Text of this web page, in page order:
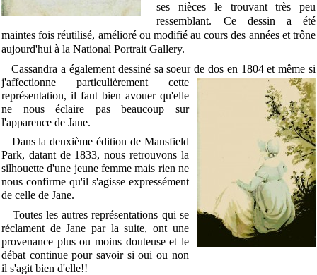
ses nièces le trouvant très peu
ressemblant. Ce dessin a été
maintes fois réutilisé, amélioré ou modifié au cours des années et trône
aujourd'hui à la National Portrait Gallery.
Cassandra a également dessiné sa soeur de dos en 1804 et même si
j'affectionne particulièrement cette
représentation, il faut bien avouer qu'elle
ne nous éclaire pas beaucoup sur
l'apparence de Jane.
Dans la deuxième édition de Mansfield
Park, datant de 1833, nous retrouvons la
silhouette d'une jeune femme mais rien ne
nous confirme qu'il s'agisse expressément
de celle de Jane.
Toutes les autres représentations qui se
réclament de Jane par la suite, ont une
provenance plus ou moins douteuse et le
débat continue pour savoir si oui ou non
il s'agit bien d'elle!!